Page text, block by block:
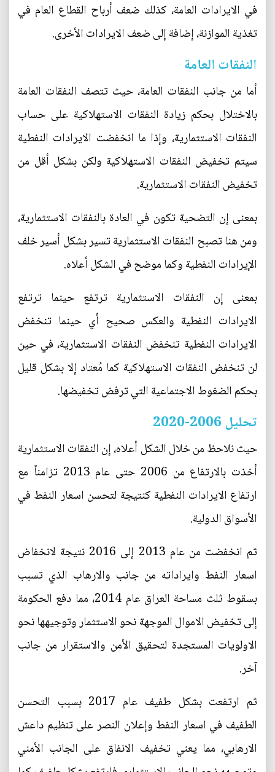
في الايرادات العامة، كذلك ضعف أرباح القطاع العام في
تغذية الموازنة، إضافة إلى ضعف الايرادات الأخرى.
النفقات العامة
أما من جانب النفقات العامة، حيث تتصف النفقات العامة
بالاختلال بحكم زيادة النفقات الاستهلاكية على حساب
النفقات الاستثمارية، وإذا ما انخفضت الايرادات النفطية
سيتم تخفيض النفقات الاستهلاكية ولكن بشكل أقل من
تخفيض النفقات الاستثمارية.
بمعنى إن التضحية تكون في العادة بالنفقات الاستثمارية،
ومن هنا تصبح النفقات الاستثمارية تسير بشكل أسير خلف
الإيرادات النفطية وكما موضح في الشكل أعلاه.
بمعنى إن النفقات الاستثمارية ترتفع حينما ترتفع
الايرادات النفطية والعكس صحيح أي حينما تنخفض
الايرادات النفطية تنخفض النفقات الاستثمارية، في حين
لن تنخفض النفقات الاستهلاكية كما مُعتاد إلا بشكل قليل
بحكم الضغوط الاجتماعية التي ترفض تخفيضها.
تحليل 2006-2020
حيث نلاحظ من خلال الشكل أعلاه، إن النفقات الاستثمارية
أخذت بالارتفاع من 2006 حتى عام 2013 تزامناً مع
ارتفاع الايرادات النفطية كنتيجة لتحسن اسعار النفط في
الأسواق الدولية.
ثم انخفضت من عام 2013 إلى 2016 نتيجة لانخفاض
اسعار النفط وايراداته من جانب والارهاب الذي تسبب
بسقوط ثلث مساحة العراق عام 2014، مما دفع الحكومة
إلى تخفيض الاموال الموجهة نحو الاستثمار وتوجيهها نحو
الاولويات المستجدة لتحقيق الأمن والاستقرار من جانب
آخر.
ثم ارتفعت بشكل طفيف عام 2017 بسبب التحسن
الطفيف في اسعار النفط وإعلان النصر على تنظيم داعش
الارهابي، مما يعني تخفيف الانفاق على الجانب الأمني